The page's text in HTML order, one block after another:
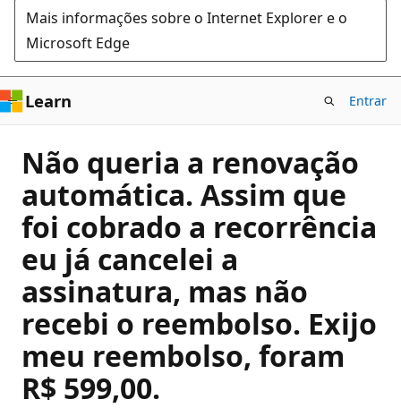
Mais informações sobre o Internet Explorer e o
Microsoft Edge
Learn Entrar
Não queria a renovação
automática. Assim que
foi cobrado a recorrência
eu já cancelei a
assinatura, mas não
recebi o reembolso. Exijo
meu reembolso, foram
R$ 599,00.